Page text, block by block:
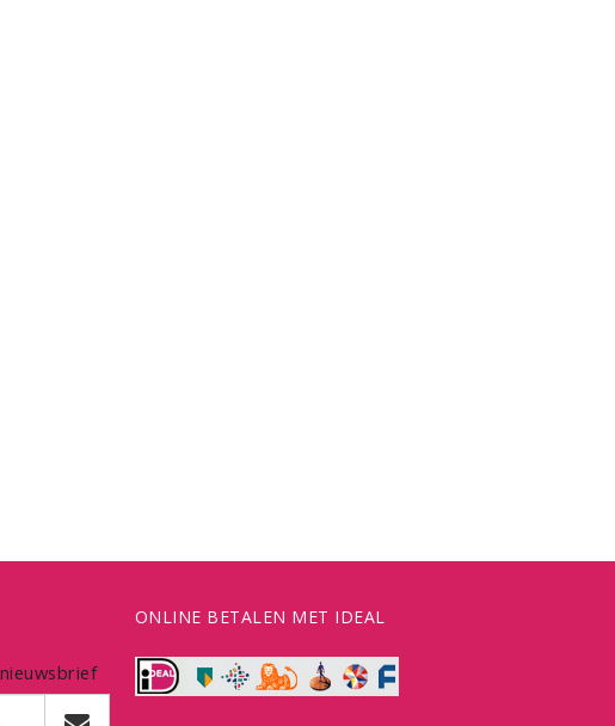
ONLINE BETALEN MET IDEAL